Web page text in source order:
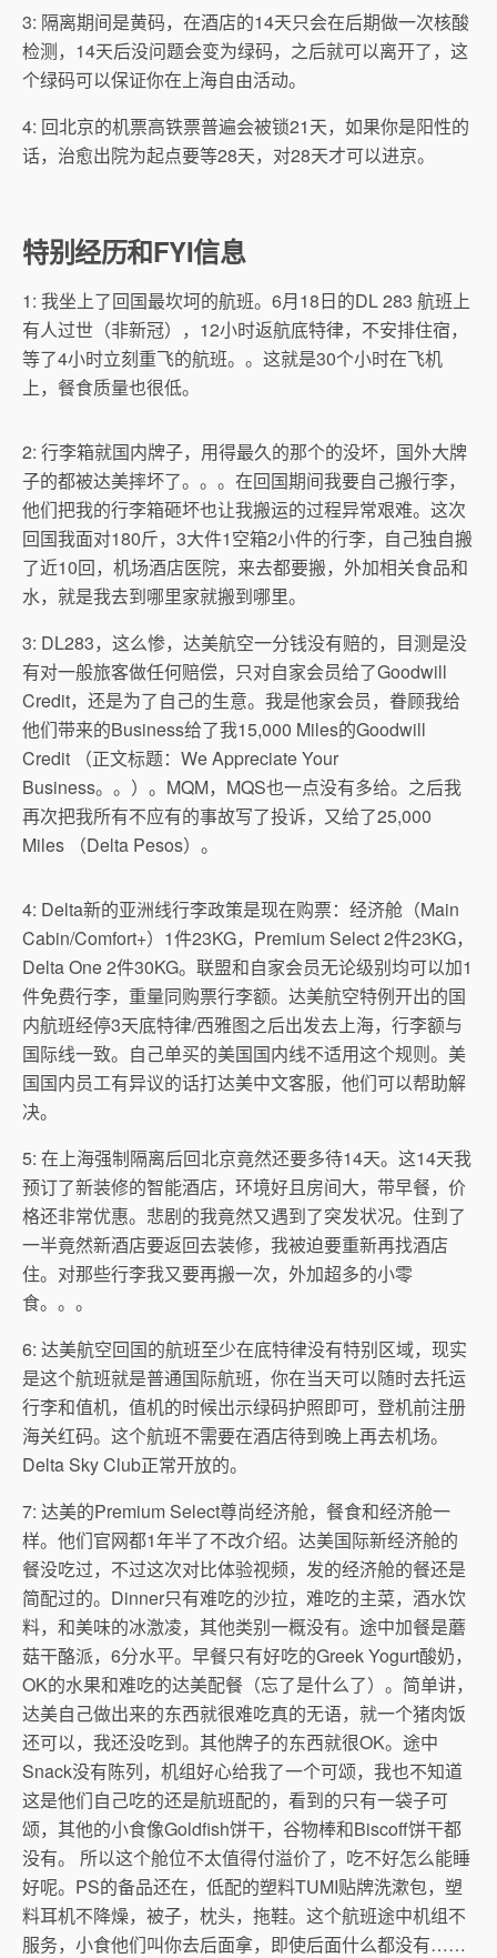
3: 隔离期间是黄码，在酒店的14天只会在后期做一次核酸
检测，14天后没问题会变为绿码，之后就可以离开了，这
个绿码可以保证你在上海自由活动。
4: 回北京的机票高铁票普遍会被锁21天，如果你是阳性的
话，治愈出院为起点要等28天，对28天才可以进京。
特别经历和FYI信息
1: 我坐上了回国最坎坷的航班。6月18日的DL 283 航班上
有人过世（非新冠），12小时返航底特律，不安排住宿，
等了4小时立刻重飞的航班。。这就是30个小时在飞机
上，餐食质量也很低。
2: 行李箱就国内牌子，用得最久的那个的没坏，国外大牌
子的都被达美摔坏了。。。在回国期间我要自己搬行李，
他们把我的行李箱砸坏也让我搬运的过程异常艰难。这次
回国我面对180斤，3大件1空箱2小件的行李，自己独自搬
了近10回，机场酒店医院，来去都要搬，外加相关食品和
水，就是我去到哪里家就搬到哪里。
3: DL283，这么惨，达美航空一分钱没有赔的，目测是没
有对一般旅客做任何赔偿，只对自家会员给了Goodwill
Credit，还是为了自己的生意。我是他家会员，眷顾我给
他们带来的Business给了我15,000 Miles的Goodwill
Credit （正文标题：We Appreciate Your
Business。。）。MQM，MQS也一点没有多给。之后我
再次把我所有不应有的事故写了投诉，又给了25,000
Miles （Delta Pesos）。
4: Delta新的亚洲线行李政策是现在购票：经济舱（Main
Cabin/Comfort+）1件23KG，Premium Select 2件23KG，
Delta One 2件30KG。联盟和自家会员无论级别均可以加1
件免费行李，重量同购票行李额。达美航空特例开出的国
内航班经停3天底特律/西雅图之后出发去上海，行李额与
国际线一致。自己单买的美国国内线不适用这个规则。美
国国内员工有异议的话打达美中文客服，他们可以帮助解
决。
5: 在上海强制隔离后回北京竟然还要多待14天。这14天我
预订了新装修的智能酒店，环境好且房间大，带早餐，价
格还非常优惠。悲剧的我竟然又遇到了突发状况。住到了
一半竟然新酒店要返回去装修，我被迫要重新再找酒店
住。对那些行李我又要再搬一次，外加超多的小零
食。。。
6: 达美航空回国的航班至少在底特律没有特别区域，现实
是这个航班就是普通国际航班，你在当天可以随时去托运
行李和值机，值机的时候出示绿码护照即可，登机前注册
海关红码。这个航班不需要在酒店待到晚上再去机场。
Delta Sky Club正常开放的。
7: 达美的Premium Select尊尚经济舱，餐食和经济舱一
样。他们官网都1年半了不改介绍。达美国际新经济舱的
餐没吃过，不过这次对比体验视频，发的经济舱的餐还是
简配过的。Dinner只有难吃的沙拉，难吃的主菜，酒水饮
料，和美味的冰激凌，其他类别一概没有。途中加餐是蘑
菇干酪派，6分水平。早餐只有好吃的Greek Yogurt酸奶，
OK的水果和难吃的达美配餐（忘了是什么了）。简单讲，
达美自己做出来的东西就很难吃真的无语，就一个猪肉饭
还可以，我还没吃到。其他牌子的东西就很OK。途中
Snack没有陈列，机组好心给我了一个可颂，我也不知道
这是他们自己吃的还是航班配的，看到的只有一袋子可
颂，其他的小食像Goldfish饼干，谷物棒和Biscoff饼干都
没有。 所以这个舱位不太值得付溢价了，吃不好怎么能睡
好呢。PS的备品还在，低配的塑料TUMI贴牌洗漱包，塑
料耳机不降燥，被子，枕头，拖鞋。这个航班途中机组不
服务，小食他们叫你去后面拿，即使后面什么都没有……